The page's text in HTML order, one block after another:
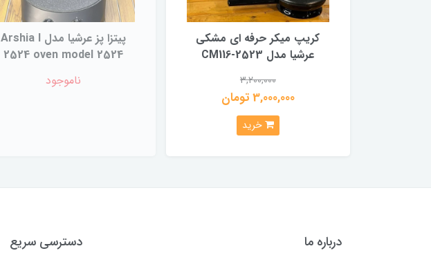
کریپ میکر حرفه ای مشکی
عرشیا مدل CM116-2523
3,200,000
3,000,000 تومان
خرید
پیتزا پز عرشیا مدل Arshia I
2524 oven model 2524
ناموجود
درباره ما دسترسی سریع